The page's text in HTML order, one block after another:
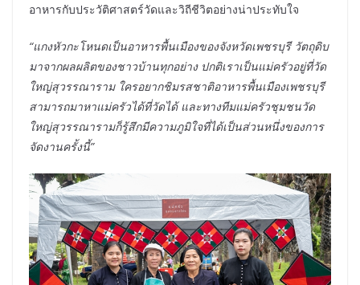
อาหารกับประวัติศาสตร์วัดและวิถีชีวิตอย่างน่าประทับใจ
“แกงหัวกะโหนดเป็นอาหารพื้นเมืองของจังหวัดเพชรบุรี วัตถุดิบ
มาจากผลผลิตของชาวบ้านทุกอย่าง ปกติเราเป็นแม่ครัวอยู่ที่วัด
ใหญ่สุวรรณาราม ใครอยากชิมรสชาติอาหารพื้นเมืองเพชรบุรี
สามารถมาหาแม่ครัวได้ที่วัดได้ และทางทีมแม่ครัวชุมชนวัด
ใหญ่สุวรรณารามก็รู้สึกมีความภูมิใจที่ได้เป็นส่วนหนึ่งของการ
จัดงานครั้งนี้”